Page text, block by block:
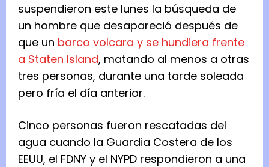
suspendieron este lunes la búsqueda de
un hombre que desapareció después de
que un barco volcara y se hundiera frente
a Staten Island, matando al menos a otras
tres personas, durante una tarde soleada
pero fría el día anterior.
Cinco personas fueron rescatadas del
agua cuando la Guardia Costera de los
EEUU, el FDNY y el NYPD respondieron a una